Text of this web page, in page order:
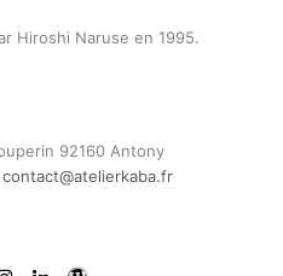
Hiroshi Naruse en 1995.
92160 Antony
contact@atelierkaba.fr